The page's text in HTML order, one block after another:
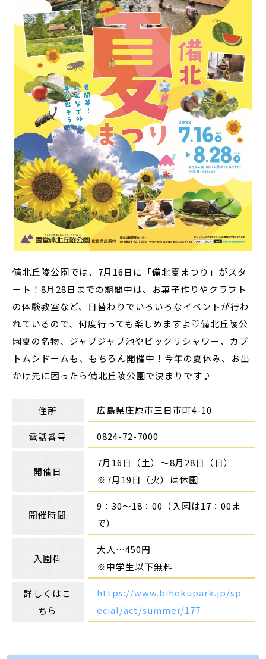
備北丘陵公園では、7月16日に「備北夏まつり」がスタ
ート！8月28日までの期間中は、お菓子作りやクラフト
の体験教室など、日替わりでいろいろなイベントが行わ
れているので、何度行っても楽しめますよ♡備北丘陵公
園夏の名物、ジャブジャブ池やビックリシャワー、カブ
トムシドームも、もちろん開催中！今年の夏休み、お出
かけ先に困ったら備北丘陵公園で決まりです♪
住所 広島県庄原市三日市町4-10
電話番号 0824-72-7000
開催日
7月16日（土）〜8月28日（日）
※7月19日（火）は休園
開催時間
9：30〜18：00（入園は17：00ま
で）
入園料
大人…450円
※中学生以下無料
詳しくはこ
ちら
https://www.bihokupark.jp/sp
ecial/act/summer/177